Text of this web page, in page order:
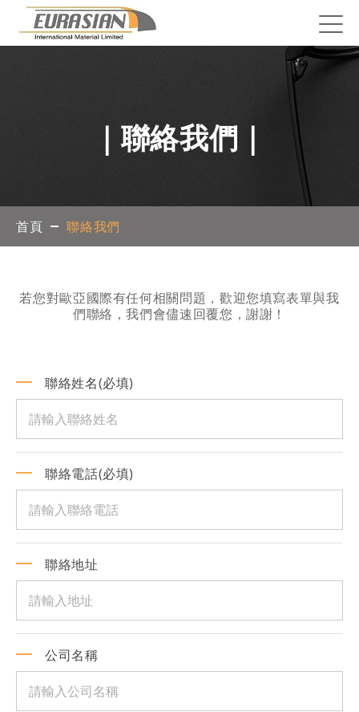
｜聯絡我們｜
首頁 聯絡我們
若您對歐亞國際有任何相關問題，歡迎您填寫表單與我
們聯絡，我們會儘速回覆您，謝謝！
聯絡姓名(必填)
聯絡電話(必填)
聯絡地址
公司名稱